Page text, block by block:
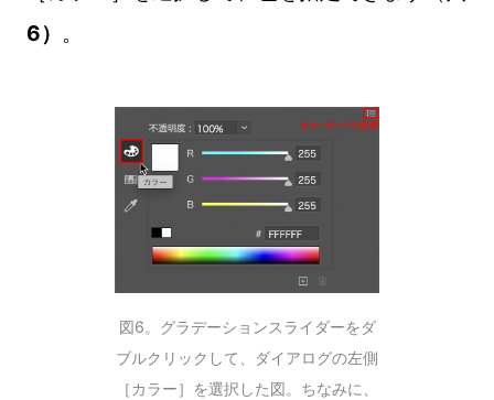
6） 。
図6。グラデーションスライダーをダ
ブルクリックして、ダイアログの左側
［カラー］を選択した図。ちなみに、